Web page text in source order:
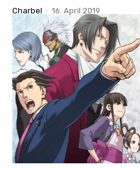
Charbel - 16. April 2019